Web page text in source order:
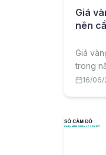
Giá
nên
Giá
trong
người
có vốn
Bài viết
16/06/